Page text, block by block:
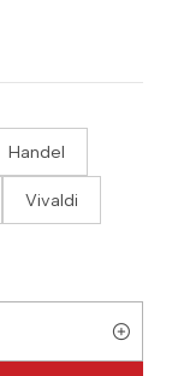
Handel
Vivaldi